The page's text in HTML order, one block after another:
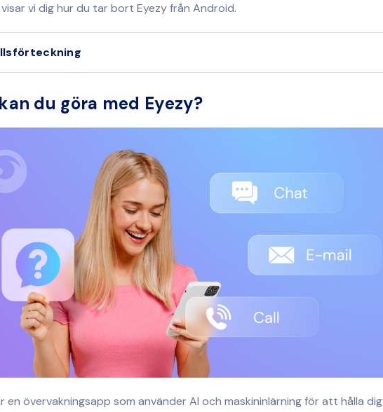
vi dig hur du tar bort Eyezy från Android.
du göra med Eyezy?
en övervakningsapp som använder AI och maskininlärning för att hålla dig